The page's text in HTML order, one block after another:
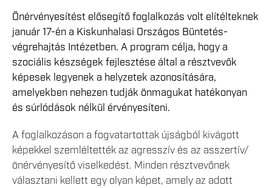
Önérvényesítést elősegítő foglalkozás volt elítélteknek
január 17-én a Kiskunhalasi Országos Büntetés-
végrehajtás Intézetben. A program célja, hogy a
szociális készségek fejlesztése által a résztvevők
képesek legyenek a helyzetek azonosítására,
amelyekben nehezen tudják önmagukat hatékonyan
és súrlódások nélkül érvényesíteni.
A foglalkozáson a fogvatartottak újságból kivágott
képekkel szemléltették az agresszív és az asszertív/
önérvényesítő viselkedést. Minden résztvevőnek
választani kellett egy olyan képet, amely az adott